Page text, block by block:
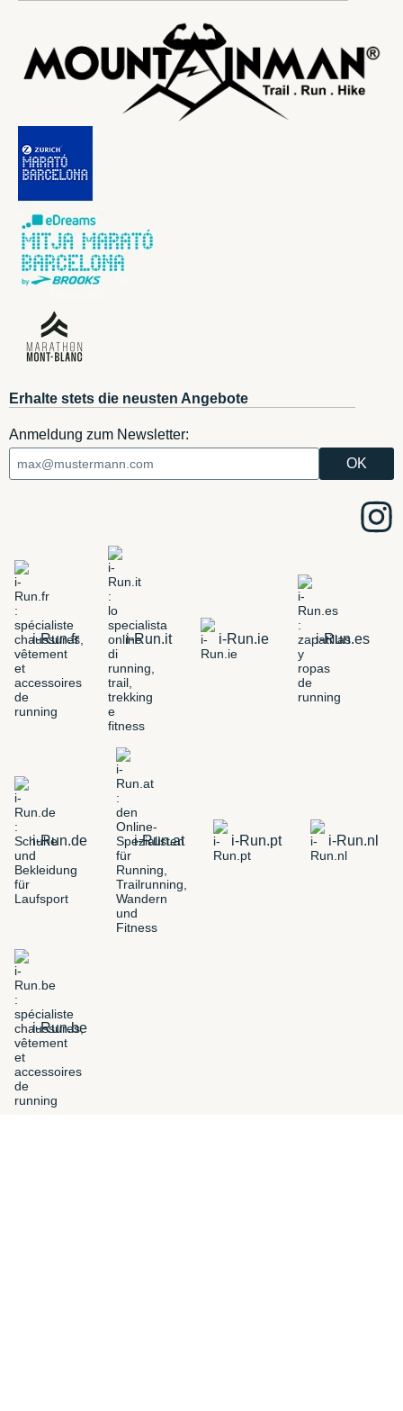
Erhalte stets die neusten Angebote
Anmeldung zum Newsletter:
i-Run.fr i-Run.it i-Run.ie i-Run.es
i-Run.de i-Run.at i-Run.pt i-Run.nl
i-Run.be